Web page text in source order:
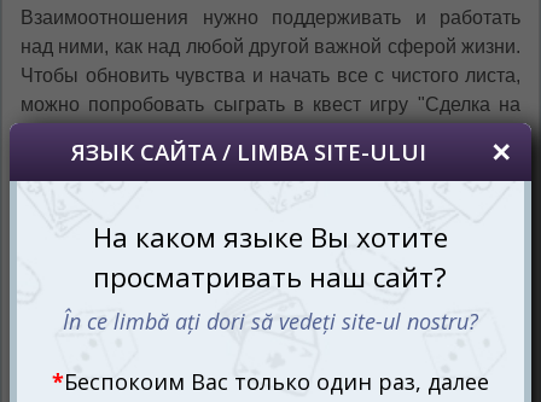
Взаимоотношения нужно поддерживать и работать
над ними, как над любой другой важной сферой жизни.
Чтобы обновить чувства и начать все с чистого листа,
можно попробовать сыграть в квест игру "Сделка на
романтические задания для вашей пары.
десятки романтических заданий вам и вашему
различные поручения, спецзадания, фанты и миссии.
В конечном итоге, вы получите массу положительных
возможно, сможете исполнить давнюю мечту вашей